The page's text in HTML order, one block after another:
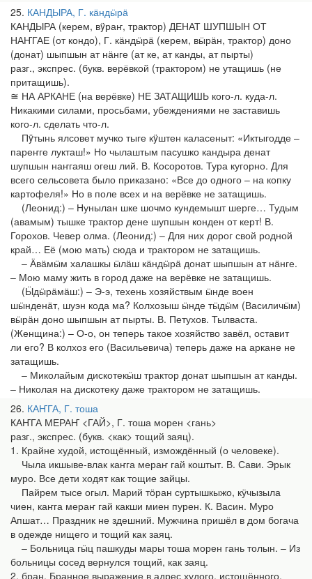
25 КАНДЫРА, Г. кӓндӹрӓ
КАНДЫРА (керем, вÿраҥ, трактор) ДЕНАТ ШУПШЫН ОТ
НАҤГАЕ (от кондо), Г. кӓндӹрӓ (керем, вӹрӓн, трактор) доно
(донат) шыпшын ат нӓнге (ат ке, ат канды, ат пырты)
разг., экспрес. (букв. верёвкой (трактором) не утащишь (не
притащишь).
≅ НА АРКАНЕ (на верёвке) НЕ ЗАТАЩИШЬ кого-л. куда-л.
Никакими силами, просьбами, убеждениями не заставишь
кого-л. сделать что-л.
Пÿтынь ялсовет мучко тыге кÿштен каласеныт: «Иктыгодде –
пареҥге лукташ!» Но чылаштым пасушко кандыра денат
шупшын наҥгаяш огеш лий. В. Косоротов. Тура кугорно. Для
всего сельсовета было приказано: «Все до одного – на копку
картофеля!» Но в поле всех и на верёвке не затащишь.
(Леонид:) – Нунылан шке шочмо кундемышт шерге… Тудым
(авамым) тышке трактор дене шупшын конден от керт! В.
Горохов. Чевер олма. (Леонид:) – Для них дорог свой родной
край… Её (мою мать) сюда и трактором не затащишь.
– Ӓвӓмӹм халашкы ӹлӓш кӓндӹрӓ донат шыпшын ат нӓнге.
– Мою маму жить в город даже на верёвке не затащишь.
(Ӹдӹрӓмӓш:) – Э-э, техень хозяйствым ӹнде воен
шӹнденӓт, шуэн кода ма? Колхозыш ӹнде тӹдӹм (Василичӹм)
вӹрӓн доно шыпшын ат пырты. В. Петухов. Тылваста.
(Женщина:) – О-о, он теперь такое хозяйство завёл, оставит
ли его? В колхоз его (Васильевича) теперь даже на аркане не
затащишь.
– Миколайым дискотекӹш трактор донат шыпшын ат канды.
– Николая на дискотеку даже трактором не затащишь.
26 КАҤГА, Г. тоша
КАҤГА МЕРАҤ <ГАЙ>, Г. тоша морен <гань>
разг., экспрес. (букв. <как> тощий заяц).
1. Крайне худой, истощённый, измождённый (о человеке).
Чыла икшыве-влак каҥга мераҥ гай коштыт. В. Сави. Эрык
муро. Все дети ходят как тощие зайцы.
Пайрем тысе огыл. Марий тӧран суртышкыжо, кӱчызыла
чиен, каҥга мераҥ гай какши миен пурен. К. Васин. Муро
Апшат… Праздник не здешний. Мужчина пришёл в дом богача
в одежде нищего и тощий как заяц.
– Больница гӹц пашкуды мары тоша морен гань толын. – Из
больницы сосед вернулся тощий, как заяц.
2. бран. Бранное выражение в адрес худого, истощённого,